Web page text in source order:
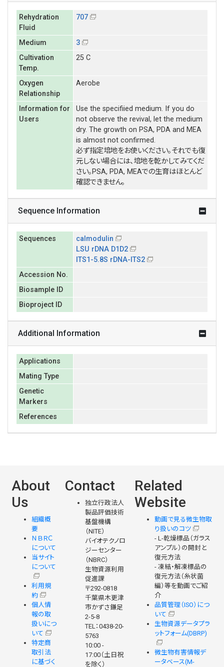
Rehydration
Fluid
707
Medium
3
Cultivation
Temp.
25 C
Oxygen
Relationship
Aerobe
Information for
Users
Use the specifiied medium. If you do
not observe the revival, let the medium
dry. The growth on PSA, PDA and MEA
is almost not confirmed.
必ず指定培地をお使いください。それでも復
元しない場合には、培地を乾かしてみてくだ
さい。PSA, PDA, MEAでの生育はほとんど
確認できません。
Sequence Information
Sequences
calmodulin
LSU rDNA D1D2
ITS1-5.8S rDNA-ITS2
Accession No.
Biosample ID
Bioproject ID
Additional Information
Applications
Mating Type
Genetic
Markers
References
About
Us
組織概
要
ＮＢＲＣ
について
当サイト
について
利用規
約
個人情
報の取
扱いにつ
いて
特定商
取引法
に基づく
Contact
独立行政法人
製品評価技術
基盤機構
（NITE）
バイオテクノロ
ジーセンター
（NBRC）
生物資源利用
促進課
〒292-0818
千葉県木更津
市かずさ鎌足
2-5-8
TEL：0438-20-
5763
10:00 -
17:00（土日祝
を除く）
Related
Website
動画で見る微生物取
り扱いのコツ
- L-乾燥標品（ガラス
アンプル）の開封と
復元方法
- 凍結・解凍標品の
復元方法（糸状菌
編）等を動画でご紹
介
品質管理（ISO）につ
いて
生物資源データプラ
ットフォーム(DBRP)
微生物有害情報デ
ータベース(M-